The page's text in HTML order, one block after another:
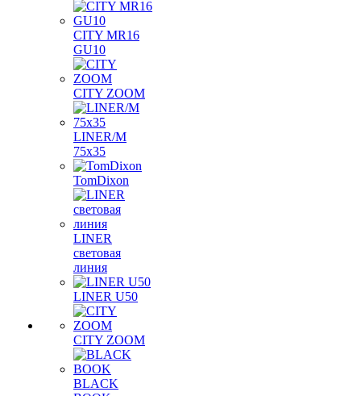
CITY MR16
GU10
CITY ZOOM
LINER/M
75х35
TomDixon
LINER
световая
линия
LINER U50
CITY ZOOM
BLACK